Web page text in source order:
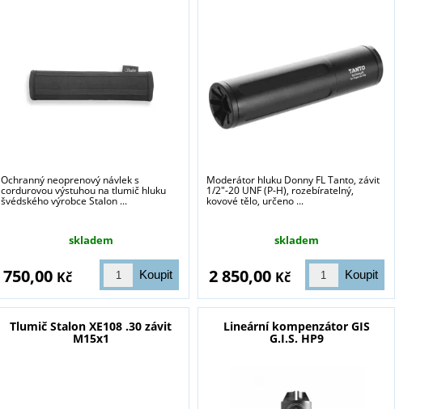
Ochranný neoprenový návlek s
cordurovou výstuhou na tlumič hluku
švédského výrobce Stalon ...
skladem
750,00 Kč
Moderátor hluku Donny FL Tanto, závit
1/2"-20 UNF (P-H), rozebíratelný,
kovové tělo, určeno ...
skladem
2 850,00 Kč
Tlumič Stalon XE108 .30 závit
M15x1
Lineární kompenzátor GIS
G.I.S. HP9